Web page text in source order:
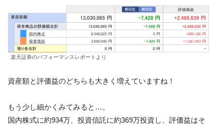
楽天証券のパフォーマンスレポートより
資産額と評価益のどちらも大きく増えていますね！
もう少し細かくみてみると…。
国内株式に約934万、投資信託に約369万投資し、評価益はそ